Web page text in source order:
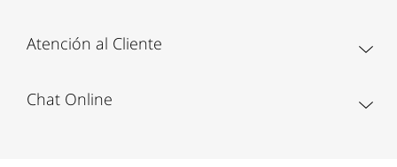
Atención al Cliente
Chat Online